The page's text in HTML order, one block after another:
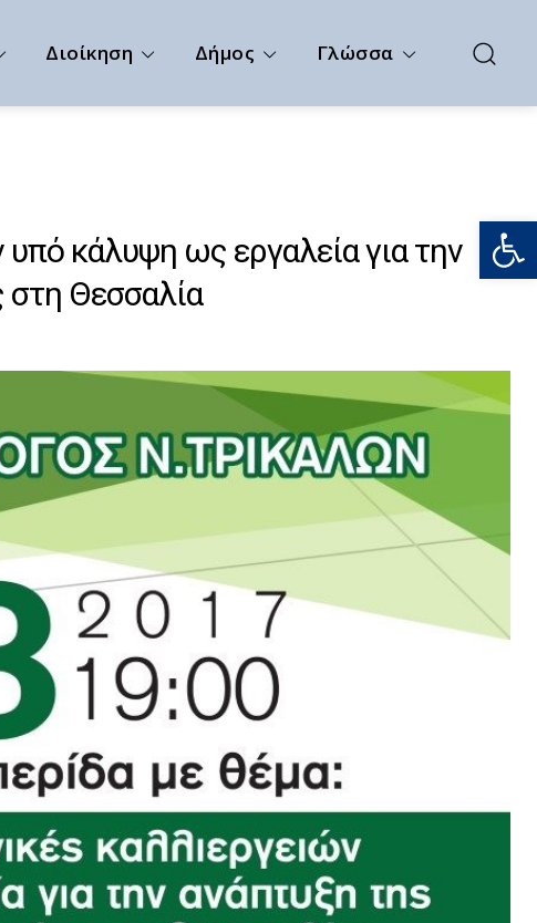
Διοίκηση Δήμος Γλώσσα
υπό κάλυψη ως εργαλεία για την
Θεσσαλία